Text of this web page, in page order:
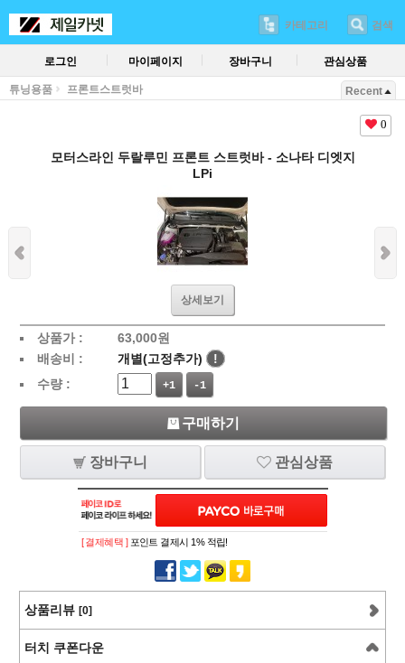
카테고리 검색
로그인 마이페이지 장바구니 관심상품
튜닝용품 프론트스트럿바 Recent
0
모터스라인 두랄루민 프론트 스트럿바 - 소나타 디엣지
LPi
상세보기
상품가 : 63,000원
배송비 :
개별(고정추가)
!
수량 :
+1 -1
구매하기
장바구니 관심상품
[ 결제혜택 ] 포인트 결제시 1% 적립!
상품리뷰 [0]
터치 쿠폰다운